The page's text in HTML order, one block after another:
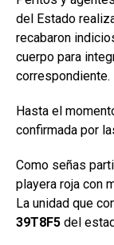
del Estado
recabaron
cuerpo para
correspondiente.
Hasta el
confirmada por
Como señas
playera roja con
La unidad que
39T8F5 del